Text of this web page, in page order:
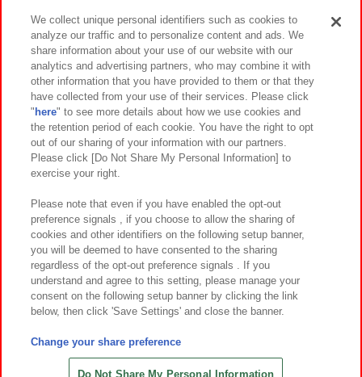
イベント・キャンペーン
関連会社 サステナビリティ サイトポリシー
プライバシーポリシー ウェブアクセシビリティ方針と検証結果
お取引先さまとともに
カスタマーハラスメント対応方針 よくあるご質問・お問い合わせ
©Bandai Namco Amusement Inc.
©Bandai Namco Amusement Lab Inc.
©HANAYASHIKI Co., Ltd. All Rights Reserved.
We collect unique personal identifiers such as cookies to
analyze our traffic and to personalize content and ads. We
share information about your use of our website with our
analytics and advertising partners, who may combine it with
other information that you have provided to them or that they
have collected from your use of their services. Please click
" here" to see more details about how we use cookies and
the retention period of each cookie. You have the right to opt
out of our sharing of your information with our partners.
Please click [Do Not Share My Personal Information] to
exercise your right.
Please note that even if you have enabled the opt-out
preference signals , if you choose to allow the sharing of
cookies and other identifiers on the following setup banner,
you will be deemed to have consented to the sharing
regardless of the opt-out preference signals . If you
understand and agree to this setting, please manage your
consent on the following setup banner by clicking the link
below, then click 'Save Settings' and close the banner.
Change your share preference
Do Not Share My Personal Information